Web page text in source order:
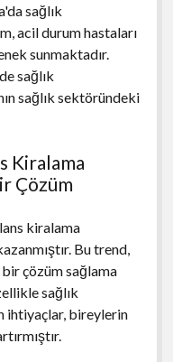
sağlık
acil durum hastaları
sunmaktadır.
sağlık
sağlık sektöründeki
Kiralama
Çözüm
kiralama
Bu trend,
çözüm sağlama
sağlık
ihtiyaçlar, bireylerin